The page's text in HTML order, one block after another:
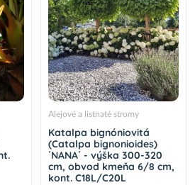
Alejové a listnaté stromy
Katalpa bignóniovitá
(Catalpa bignonioides)
´NANA´ - výška 300-320
cm, obvod kmeňa 6/8 cm,
kont. C18L/C20L